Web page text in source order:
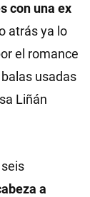
con una ex
atrás ya lo
el romance
usadas
Liñán
a